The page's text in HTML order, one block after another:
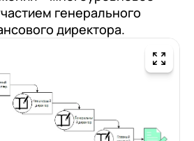
генерального
директора.